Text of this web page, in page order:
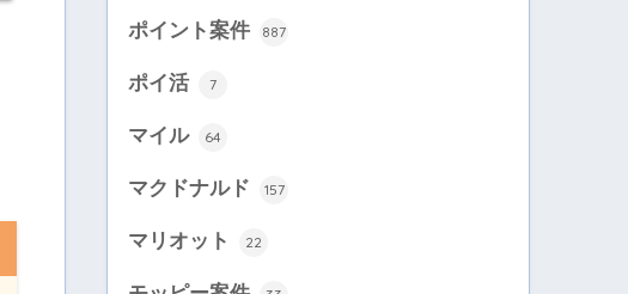
ポイント案件 887
ポイ活 7
マイル 64
マクドナルド 157
マリオット 22